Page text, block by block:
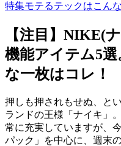
特集モテるテックはこん
【注目】NIKE(
機能アイテム5
な一枚はコレ！
押しも押されもせぬ、と
ランドの王様「ナイキ」
常に充実していますが、
パック」を中心に、週末